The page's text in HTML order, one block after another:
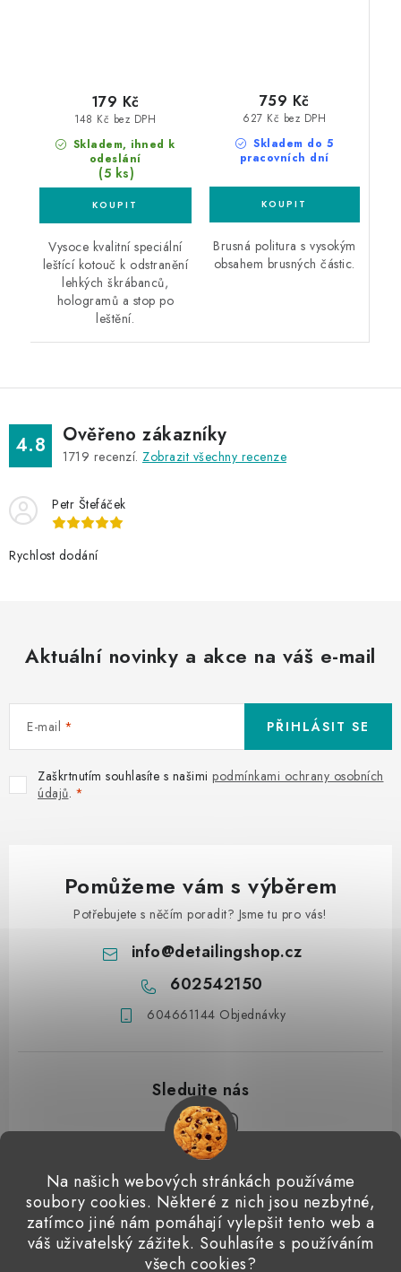
Na našich webových stránkách používáme
soubory cookies. Některé z nich jsou nezbytné,
zatímco jiné nám pomáhají vylepšit tento web a
váš uživatelský zážitek. Souhlasíte s používáním
všech cookies?
Skladem, ihned k
odeslání
(5 ks)
148 Kč bez DPH
179 Kč
Vysoce kvalitní speciální
leštící kotouč k odstranění
lehkých škrábanců,
hologramů a stop po
leštění.
Skladem do 5
pracovních dní
627 Kč bez DPH
759 Kč
Brusná politura s vysokým
obsahem brusných částic.
4.8 Ověřeno zákazníky
1719 recenzí. Zobrazit všechny recenze
Petr Štefáček
Rychlost dodání
Aktuální novinky a akce na váš e-mail
E-mail
Zaškrtnutím souhlasíte s našimi podmínkami ochrany osobních
údajů.
PŘIHLÁSIT SE
Pomůžeme vám s výběrem
Potřebujete s něčím poradit? Jsme tu pro vás!
info@detailingshop.cz
602542150
604661144 Objednávky
Přijímáme online platby
Detailingclub Dodo Juice Gyeon Quartz ValetPRO